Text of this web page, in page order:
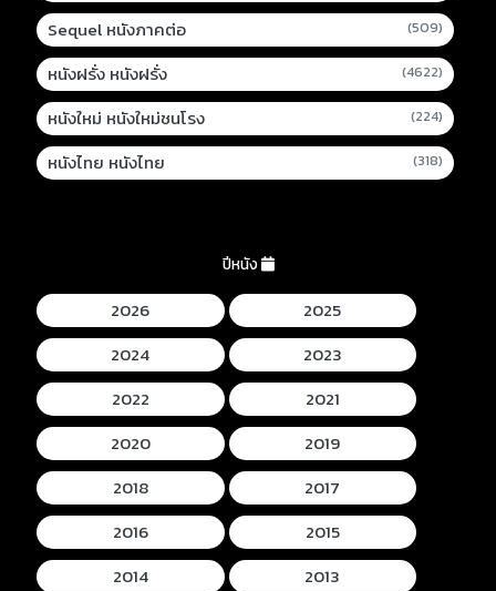
Sequel หนังภาคต่อ (509)
หนังฝรั่ง หนังฝรั่ง (4622)
หนังใหม่ หนังใหม่ชนโรง (224)
หนังไทย หนังไทย (318)
ปีหนัง
2026
2025
2024
2023
2022
2021
2020
2019
2018
2017
2016
2015
2014
2013